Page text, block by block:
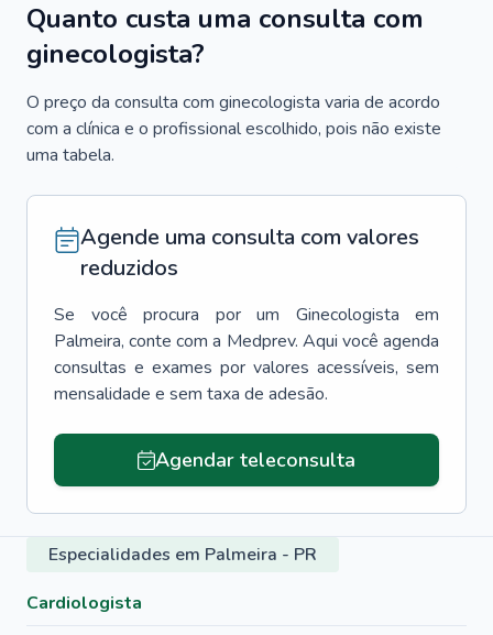
Quanto custa uma consulta com
ginecologista?
O preço da consulta com ginecologista varia de acordo
com a clínica e o profissional escolhido, pois não existe
uma tabela.
Agende uma consulta com valores
reduzidos
Se você procura por um Ginecologista
em
Palmeira, conte com a Medprev. Aqui você agenda
consultas e exames por valores acessíveis, sem
mensalidade e sem taxa de adesão.
Agendar teleconsulta
Especialidades em Palmeira - PR
Cardiologista